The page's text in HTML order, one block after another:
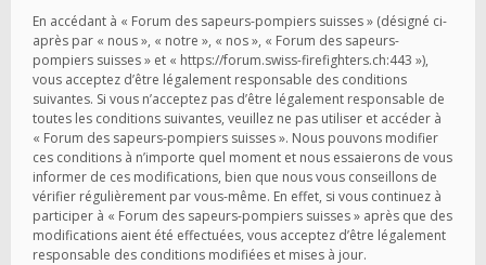
En accédant à « Forum des sapeurs-pompiers suisses » (désigné ci-
après par « nous », « notre », « nos », « Forum des sapeurs-
pompiers suisses » et « https://forum.swiss-firefighters.ch:443 »),
vous acceptez d’être légalement responsable des conditions
suivantes. Si vous n’acceptez pas d’être légalement responsable de
toutes les conditions suivantes, veuillez ne pas utiliser et accéder à
« Forum des sapeurs-pompiers suisses ». Nous pouvons modifier
ces conditions à n’importe quel moment et nous essaierons de vous
informer de ces modifications, bien que nous vous conseillons de
vérifier régulièrement par vous-même. En effet, si vous continuez à
participer à « Forum des sapeurs-pompiers suisses » après que des
modifications aient été effectuées, vous acceptez d’être légalement
responsable des conditions modifiées et mises à jour.